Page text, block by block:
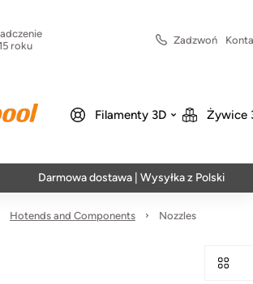
roku
Zadzwoń
Filamenty 3D Żywice
Darmowa dostawa | Wysyłka z Polski |
Hotends and Components Nozzles